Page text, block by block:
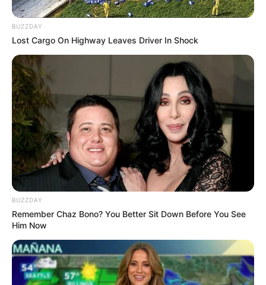
The Massive Snake That's Redefining 'Giant'—Bigger
Than Anacondas
BRAINBERRIES
BUZZDAY
Lost Cargo On Highway Leaves Driver In Shock
BUZZDAY
Remember Chaz Bono? You Better Sit Down Before You See
Him Now